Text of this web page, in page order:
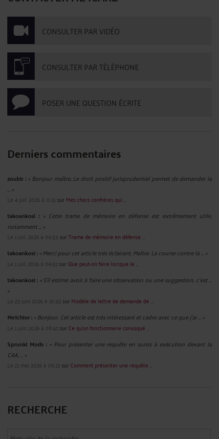
CONSULTER PAR VIDÉO
CONSULTER PAR TÉLÉPHONE
POSER UNE QUESTION ÉCRITE
Derniers commentaires
zoubir : « Bonjour maître, Le droit positif jurisprudentiel permet de demander la
... »
Le 4 juil. 2026 à 11:15 sur Mes chers confrères qui ...
takoankosi : « Cette trame de mémoire en défense est extrêmement utile,
notamment ... »
Le 1 juil. 2026 à 06:53 surTrame de mémoire en défense ...
takoankosi :« Merci pour cet article très éclairant, Maître. La course contre la ... »
Le 1 juil. 2026 à 06:52sur Que peut-on faire lorsque le ...
takoankosi : « S’il estime avoir à faire une observation ou une suggestion, c’est ...
»
Le 23 juin 2026 à 10:43 sur Modèle de lettre de demande de ...
Melchior :« Bonjour. Cet article est très intéressant et cadre avec ce que j'ai ... »
Le 1 juin 2026 à 08:42sur Ce qu’un fonctionnaire convoqué ...
Sprunki Mods : « Pour présenter une requête en sursis à exécution devant la
CAA, ... »
Le 21 mai 2026 à 09:13 sur Comment présenter une requête ...
RECHERCHE